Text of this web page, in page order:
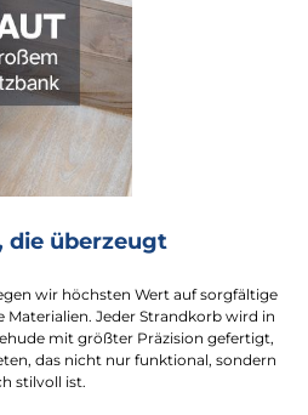
die überzeugt
wir höchsten Wert auf sorgfältige
Materialien. Jeder Strandkorb wird in
mit größter Präzision gefertigt,
das nicht nur funktional, sondern
stilvoll ist.